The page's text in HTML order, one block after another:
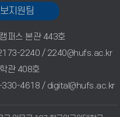
지원팀
퍼스 본관 443호
2240 / 2240@hufs.ac.kr
관 408호
330-4618 / digital@hufs.ac.kr